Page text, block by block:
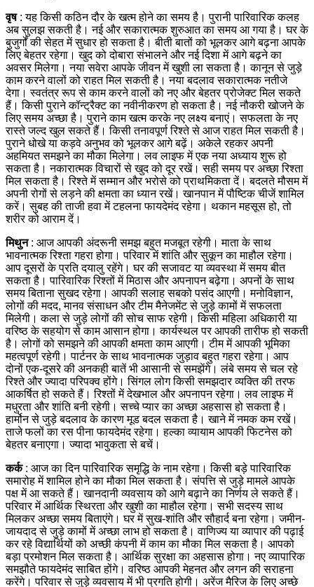
वृष : यह किसी कठिन दौर के खत्म होने का समय है। पुरानी पारिवारिक कलह
अब सुलझ सकती है। नई और सकारात्मक शुरुआत का समय आ गया है। घर के
बुजुर्गों की सेहत में सुधार हो सकता है। बीती बातों को भूलकर आगे बढ़ना आपके
लिए बेहतर रहेगा। खुद को दोबारा संभालने और नई दिशा में आगे बढ़ने का
अवसर मिलेगा। नया सवेरा आपके जीवन में खुशी ला सकता है। कानून से जुड़े
काम करने वालों को राहत मिल सकती है। नया बदलाव सकारात्मक नतीजे
देगा। स्वतंत्र रूप से काम करने वालों को नए और बेहतर प्रोजेक्ट मिल सकते
हैं। किसी पुराने कॉन्ट्रैक्ट का नवीनीकरण हो सकता है। नई नौकरी खोजने के
लिए समय अच्छा है। पुराने काम खत्म करके नए लक्ष्य बनाएं। सफलता के नए
रास्ते जल्द खुल सकते हैं।किसी तनावपूर्ण रिश्ते से आज राहत मिल सकती है।
पुराने धोखे या कड़वे अनुभव को भूलकर आगे बढ़ें। अकेले रहकर अपनी
अहमियत समझने का मौका मिलेगा। लव लाइफ में एक नया अध्याय शुरू हो
सकता है। नकारात्मक विचारों से खुद को दूर रखें। सही समय पर अच्छा रिश्ता
मिल सकता है। रिश्ते में सम्मान और भरोसे को प्राथमिकता दें।बदलते मौसम में
अपनी रोगों से लड़ने की क्षमता का ध्यान रखें। खानपान में पौष्टिक चीजें शामिल
करें। सुबह की ताजी हवा में टहलना फायदेमंद रहेगा। थकान महसूस हो, तो
शरीर को आराम दें।
मिथुन : आज आपकी अंदरूनी समझ बहुत मजबूत रहेगी। माता के साथ
भावनात्मक रिश्ता गहरा होगा। परिवार में शांति और सुकून का माहौल रहेगा।
आप दूसरों के प्रति दयालु रहेंगे। घर की सजावट या व्यवस्था में समय बीत
सकता है। पारिवारिक रिश्तों में मिठास और अपनापन बढ़ेगा। अपनों के साथ
समय बिताना सुखद रहेगा। आपकी सलाह सबको पसंद आएगी। मनोविज्ञान,
लोगों की मदद, मानव संसाधन और टीम मैनेजमेंट से जुड़े कामों में सफलता
मिलेगी। कला से जुड़े लोगों की सोच साफ रहेगी। किसी महिला अधिकारी या
वरिष्ठ के सहयोग से काम आसान होगा। कार्यस्थल पर आपकी तारीफ हो सकती
है। लोगों को समझने की आपकी क्षमता काम आएगी। टीम में आपकी भूमिका
महत्वपूर्ण रहेगी।पार्टनर के साथ भावनात्मक जुड़ाव बहुत गहरा रहेगा। आप
दोनों एक-दूसरे की अनकही बातें भी आसानी से समझेंगे। लंबे समय से चल रहे
रिश्ते और ज्यादा परिपक्व होंगे। सिंगल लोग किसी समझदार व्यक्ति की तरफ
आकर्षित हो सकते हैं। रिश्तों में देखभाल और अपनापन रहेगा। लव लाइफ में
मधुरता और शांति बनी रहेगी। सच्चे प्यार का अच्छा अहसास हो सकता है।
हार्मोन से जुड़े बदलाव के कारण मूड बदल सकता है। खाने में नमक कम रखें।
ताजे फलों का रस पीना फायदेमंद रहेगा। हल्का व्यायाम आपकी फिटनेस को
बेहतर बनाएगा। ज्यादा भावुकता से बचें।
कर्क : आज का दिन पारिवारिक समृद्धि के नाम रहेगा। किसी बड़े पारिवारिक
समारोह में शामिल होने का मौका मिल सकता है। संपत्ति से जुड़े मामले आपके
पक्ष में आ सकते हैं। खानदानी व्यवसाय को आगे बढ़ाने का निर्णय ले सकते हैं।
परिवार में आर्थिक स्थिरता और खुशी का माहौल रहेगा। सभी सदस्य साथ
मिलकर अच्छा समय बिताएंगे। घर में सुख-शांति और सौहार्द बना रहेगा। जमीन-
जायदाद से जुड़े कामों में अच्छा लाभ हो सकता है। वाणिज्य या व्यापार की पढ़ाई
कर रहे विद्यार्थियों को अच्छी कंपनी में काम का मौका मिल सकता है। आपको
बड़ा प्रमोशन मिल सकता है। आर्थिक सुरक्षा का अहसास होगा। नए व्यापारिक
समझौते फायदेमंद साबित होंगे। वरिष्ठ आपकी मेहनत और लगन की सराहना
करेंगे। परिवार से जुड़े व्यवसाय में भी प्रगति होगी। अरेंज मैरिज के लिए अच्छे